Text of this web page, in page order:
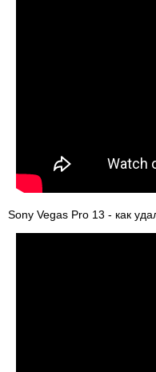
Sony Vegas Pro 13 - как